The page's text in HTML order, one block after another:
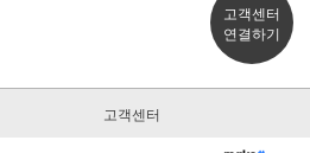
고객센터
연결하기
고객센터